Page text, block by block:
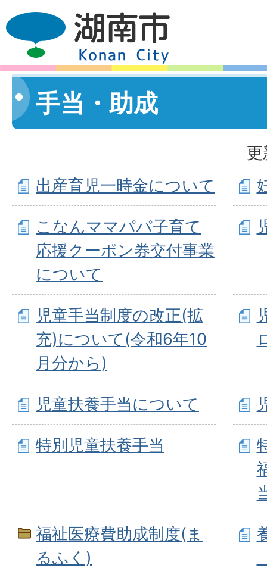
手当・助成
出産育児一時金について
こなんママパパ子育て
応援クーポン券交付事業
について
児童手当制度の改正(拡
充)について(令和6年10
月分から)
児童扶養手当について
特別児童扶養手当
福祉医療費助成制度(ま
るふく)